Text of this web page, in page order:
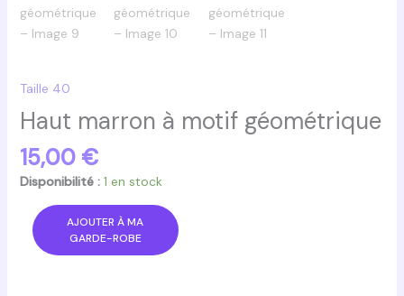
Taille 40
Haut marron à motif géométrique
15,00 €
Disponibilité : 1 en stock
quantité
de
Haut
AJOUTER À MA
GARDE-ROBE